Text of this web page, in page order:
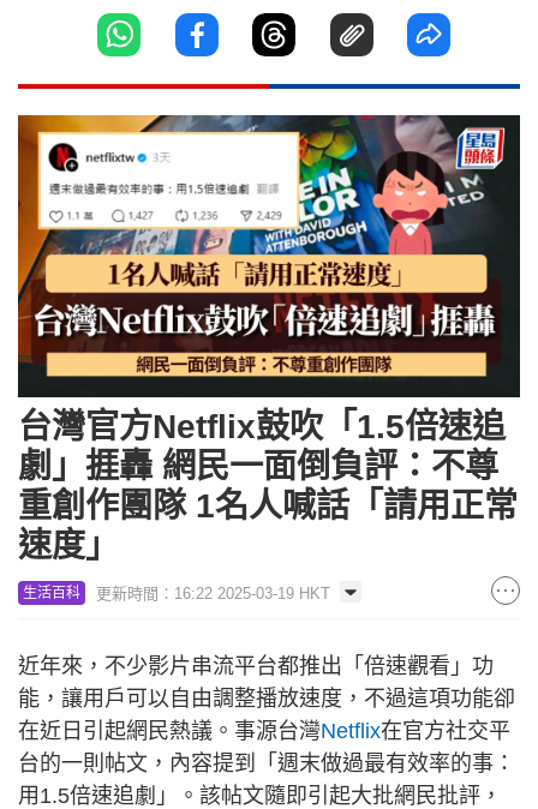
台灣官方Netflix鼓吹「1.5倍速追
劇」捱轟 網民一面倒負評：不尊
重創作團隊 1名人喊話「請用正常
速度」
生活百科 更新時間：16:22 2025-03-19 HKT
近年來，不少影片串流平台都推出「倍速觀看」功
能，讓用戶可以自由調整播放速度，不過這項功能卻
在近日引起網民熱議。事源台灣Netflix在官方社交平
台的一則帖文，內容提到「週末做過最有效率的事：
用1.5倍速追劇」。該帖文隨即引起大批網民批評，